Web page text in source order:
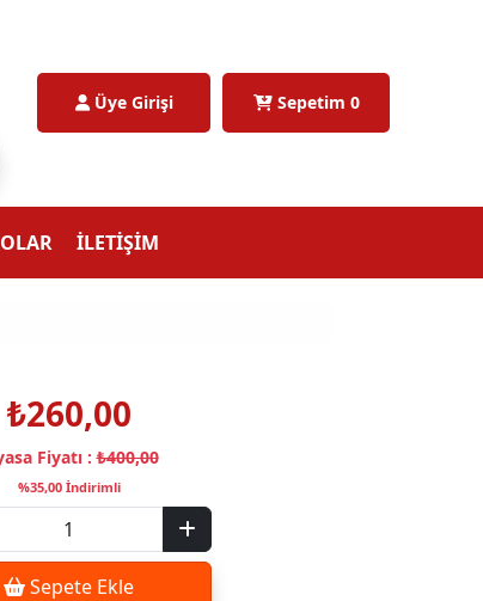
Üye Girişi Sepetim 0
İLETİŞİM
₺260,00
Fiyatı :₺400,00
%35,00 İndirimli
Sepete Ekle